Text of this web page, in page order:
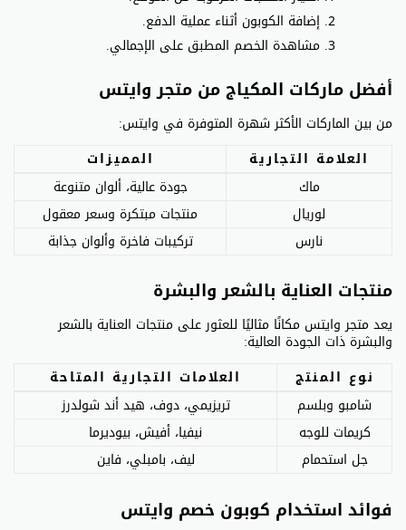
إضافة الكوبون أثناء عملية الدفع.
مشاهدة الخصم المطبق على الإجمالي.
أفضل ماركات المكياج من متجر وايتس
من بين الماركات الأكثر شهرة المتوفرة في وايتس:
العلامة التجارية
المميزات
ماك
جودة عالية، ألوان متنوعة
لوريال
منتجات مبتكرة وسعر معقول
نارس
تركيبات فاخرة وألوان جذابة
منتجات العناية بالشعر والبشرة
يعد متجر وايتس مكانًا مثاليًا للعثور على منتجات العناية بالشعر
والبشرة ذات الجودة العالية:
نوع المنتج
العلامات التجارية المتاحة
شامبو وبلسم
تريزيمي، دوف، هيد أند شولدرز
كريمات للوجه
نيفيا، أفيش، بيوديرما
جل استحمام
ليف، بامبلي، فاين
فوائد استخدام كوبون خصم وايتس